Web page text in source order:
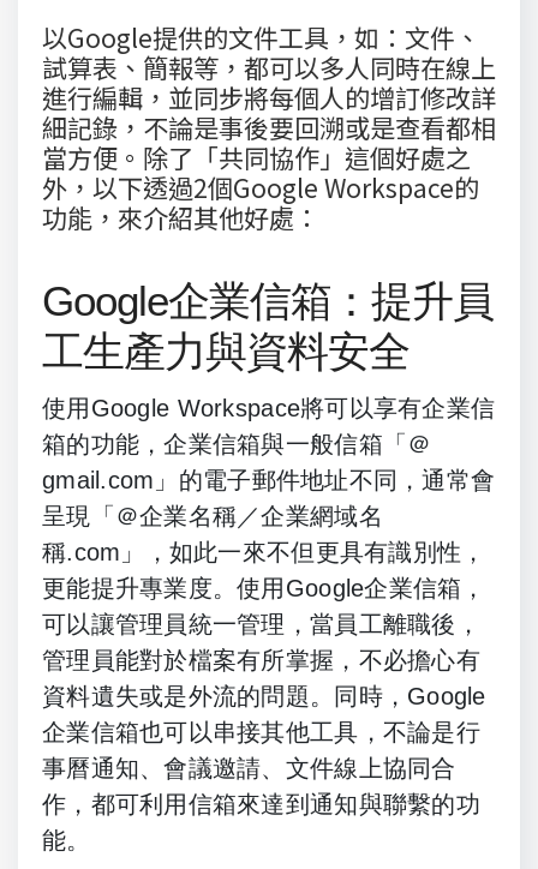
以Google提供的文件工具，如：文件、
試算表、簡報等，都可以多人同時在線上
進行編輯，並同步將每個人的增訂修改詳
細記錄，不論是事後要回溯或是查看都相
當方便。除了「共同協作」這個好處之
外，以下透過2個Google Workspace的
功能，來介紹其他好處：
Google企業信箱：提升員
工生產力與資料安全
使用Google Workspace將可以享有企業信
箱的功能，企業信箱與一般信箱「＠
gmail.com」的電子郵件地址不同，通常會
呈現「＠企業名稱／企業網域名
稱.com」，如此一來不但更具有識別性，
更能提升專業度。使用Google企業信箱，
可以讓管理員統一管理，當員工離職後，
管理員能對於檔案有所掌握，不必擔心有
資料遺失或是外流的問題。同時，Google
企業信箱也可以串接其他工具，不論是行
事曆通知、會議邀請、文件線上協同合
作，都可利用信箱來達到通知與聯繫的功
能。